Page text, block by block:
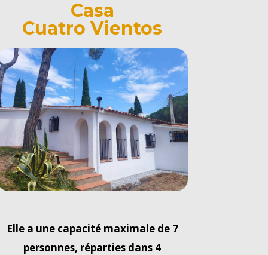
Casa
Cuatro Vientos
Elle a une capacité maximale de 7
personnes, réparties dans 4